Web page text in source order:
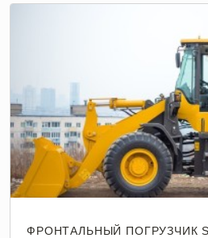
ФРОНТАЛЬНЫЙ ПОГРУЗЧИК